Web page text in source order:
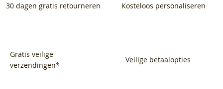
30 dagen gratis retourneren Kosteloos personaliseren
Gratis veilige
verzendingen*
Veilige betaalopties